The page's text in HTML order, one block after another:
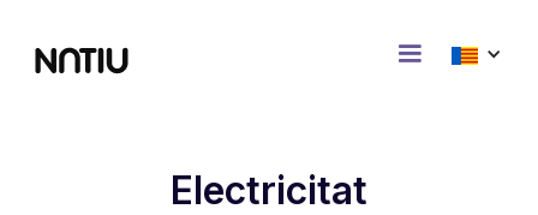
Electricitat